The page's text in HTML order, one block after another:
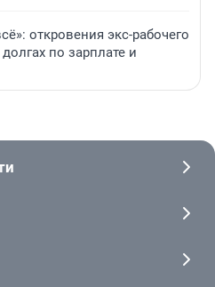
откровения экс-рабочего
по зарплате и